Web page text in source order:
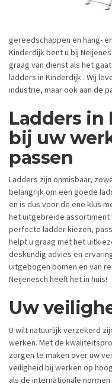
gereedschappen en hang-
Kinderdijk bent u bij
graag van dienst als het
ladders in Kinderdijk . Wij
industrie, maar ook aan de
Ladders
bij uw
passen
Ladders zijn onmisbaar,
belangrijk om een goede
en is dus voor de ene klus
het uitgebreide assortiment
perfecte ladder kiezen,
helpt u graag met het
deskundig advies en
uitgebogen bomen en van
Neijenesch heeft het in huis!
Uw
U wilt natuurlijk verzekerd
werken. Met de
zorgen te maken over uw
veiligheid bij werken op
als de internationale